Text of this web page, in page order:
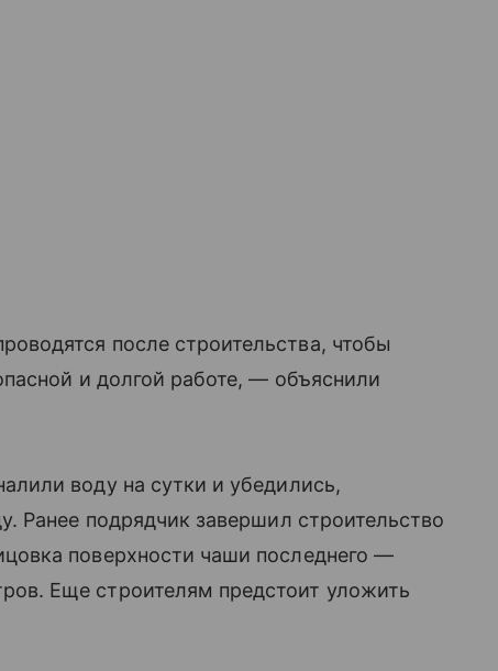
после строительства, чтобы
и долгой работе, — объяснили
воду на сутки и убедились,
Ранее подрядчик завершил строительство
поверхности чаши последнего —
Еще строителям предстоит уложить